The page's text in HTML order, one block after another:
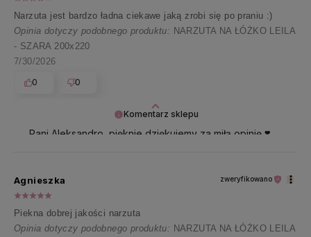
Komentarz sklepu
Pani Aleksandro, pięknie dziękujemy za miłą opinię ❣️
piękny wygląd, a Pani będzie mogła cieszyć się
narzutą przez długi czas 🥰
Narzuta jest bardzo ładna ciekawe jaką zrobi się po praniu :)
Opinia dotyczy podobnego produktu: NARZUTA NA ŁÓŻKO LEILA
- SZARA 200x220
7/30/2026
0
0
Agnieszka zweryfikowano
Piekna dobrej jakości narzuta
Opinia dotyczy podobnego produktu: NARZUTA NA ŁÓŻKO LEILA